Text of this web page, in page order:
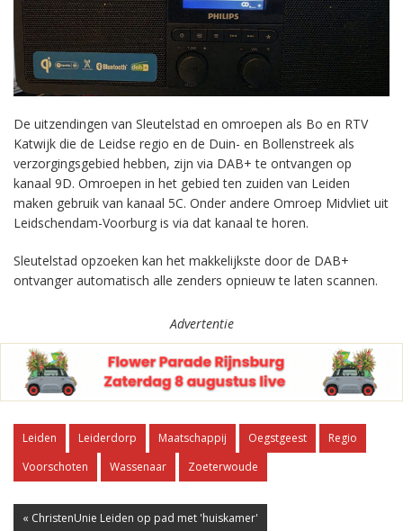
De uitzendingen van Sleutelstad en omroepen als Bo en RTV
Katwijk die de Leidse regio en de Duin- en Bollenstreek als
verzorgingsgebied hebben, zijn via DAB+ te ontvangen op
kanaal 9D. Omroepen in het gebied ten zuiden van Leiden
maken gebruik van kanaal 5C. Onder andere Omroep Midvliet uit
Leidschendam-Voorburg is via dat kanaal te horen.
Sleutelstad opzoeken kan het makkelijkste door de DAB+
ontvanger automatisch alle zenders opnieuw te laten scannen.
Advertentie
Leiden Leiderdorp Maatschappij Oegstgeest
Regio
Voorschoten
Wassenaar Zoeterwoude
« ChristenUnie Leiden op pad met 'huiskamer'